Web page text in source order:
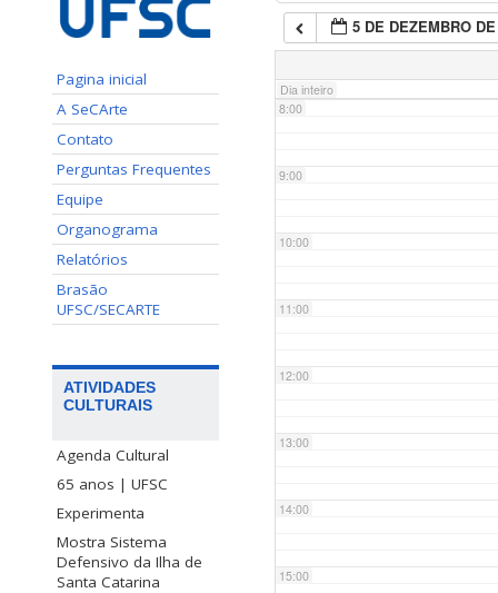
Pagina inicial
A SeCArte
Contato
Perguntas Frequentes
Equipe
Organograma
Relatórios
Brasão
UFSC/SECARTE
ATIVIDADES
CULTURAIS
Agenda Cultural
65 anos | UFSC
Experimenta
Mostra Sistema
Defensivo da Ilha de
Santa Catarina
5 DE DEZEMBRO
Dia inteiro
7:00
8:00
9:00
10:00
11:00
12:00
13:00
14:00
15:00